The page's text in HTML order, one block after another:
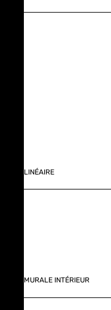
LINÉAIRE
MURALE INTÉRIEUR